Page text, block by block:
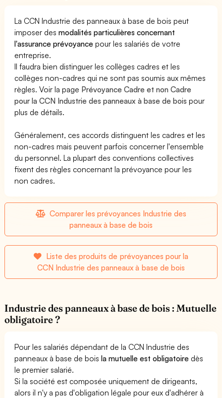
La CCN Industrie des panneaux à base de bois peut
imposer desmodalités particulières concernant
l'assurance prévoyance pour les salariés de votre
entreprise.
Il faudra bien distinguer les collèges cadres et les
collèges non-cadres qui ne sont pas soumis aux mêmes
règles. Voir la page Prévoyance Cadre et non Cadre
pour la CCN Industrie des panneaux à base de bois pour
plus de détails.
Généralement, ces accords distinguent les cadres et les
non-cadres mais peuvent parfois concerner l'ensemble
du personnel. La plupart des conventions collectives
fixent des règles concernant la prévoyance pour les
non cadres.
Comparer les prévoyances Industrie des
panneaux à base de bois
Liste des produits de prévoyances pour la
CCN Industrie des panneaux à base de bois
Industrie des panneaux à base de bois : Mutuelle
obligatoire ?
Pour les salariés dépendant de la CCN Industrie des
panneaux à base de boisla mutuelle est obligatoire dès
le premier salarié.
Si la société est composée uniquement de dirigeants,
alors il n'y a pas d'obligation légale pour eux d'adhérer à